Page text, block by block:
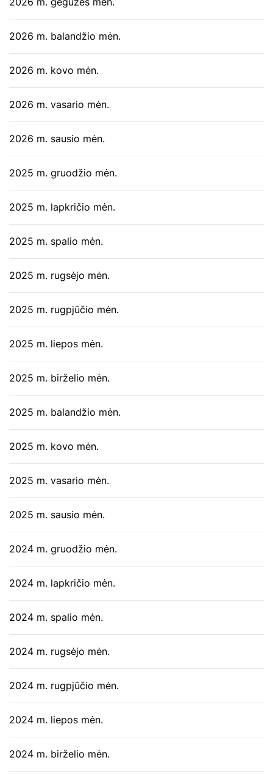
2026 m. balandžio mėn.
2026 m. kovo mėn.
2026 m. vasario mėn.
2026 m. sausio mėn.
2025 m. gruodžio mėn.
2025 m. lapkričio mėn.
2025 m. spalio mėn.
2025 m. rugsėjo mėn.
2025 m. rugpjūčio mėn.
2025 m. liepos mėn.
2025 m. birželio mėn.
2025 m. balandžio mėn.
2025 m. kovo mėn.
2025 m. vasario mėn.
2025 m. sausio mėn.
2024 m. gruodžio mėn.
2024 m. lapkričio mėn.
2024 m. spalio mėn.
2024 m. rugsėjo mėn.
2024 m. rugpjūčio mėn.
2024 m. liepos mėn.
2024 m. birželio mėn.